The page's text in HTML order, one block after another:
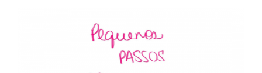
PEQUENOS PASSOS NA DIREÇÃO